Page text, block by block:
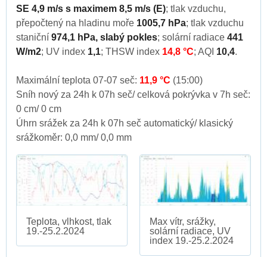
SE 4,9 m/s s maximem 8,5 m/s (E); tlak vzduchu,
přepočtený na hladinu moře 1005,7 hPa; tlak vzduchu
staniční 974,1 hPa, slabý pokles; solární radiace 441
W/m2; UV index 1,1; THSW index 14,8 °C; AQI 10,4.
Maximální teplota 07-07 seč: 11,9 °C (15:00)
Sníh nový za 24h k 07h seč/ celková pokrývka v 7h seč:
0 cm/ 0 cm
Úhrn srážek za 24h k 07h seč automatický/ klasický
srážkoměr: 0,0 mm/ 0,0 mm
Teplota, vlhkost, tlak
19.-25.2.2024
Max vítr, srážky,
solární radiace, UV
index 19.-25.2.2024